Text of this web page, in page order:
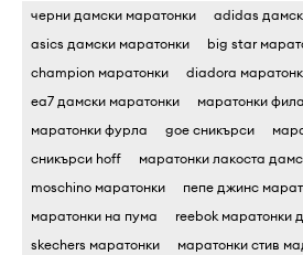
черни дамски маратонки
adidas
asics дамски маратонки
big star
champion маратонки
diadora
ea7 дамски маратонки
маратонки
маратонки фурла
goe сникърси
сникърси hoff
маратонки лакоста
moschino маратонки
пепе джинс
маратонки на пума
reebok маратонки
skechers маратонки
маратонки стив